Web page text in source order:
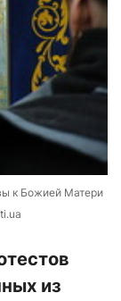
к Божией Матери
из